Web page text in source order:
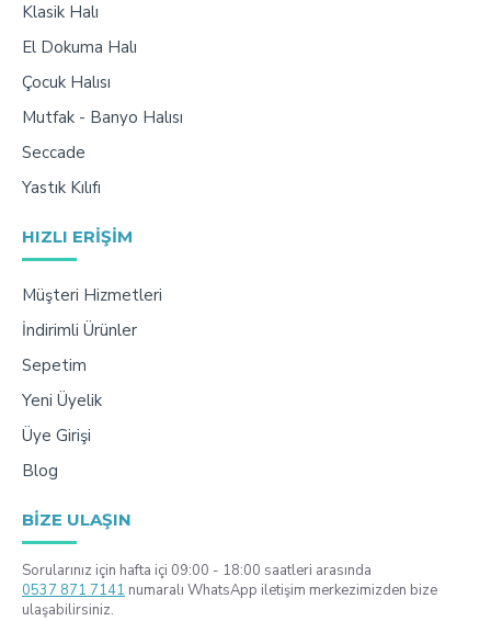
Klasik Halı
El Dokuma Halı
Çocuk Halısı
Mutfak - Banyo Halısı
Seccade
Yastık Kılıfı
HIZLI ERIŞIM
Müşteri Hizmetleri
İndirimli Ürünler
Sepetim
Yeni Üyelik
Üye Girişi
Blog
BIZE ULAŞIN
Sorularınız için hafta içi 09:00 - 18:00 saatleri arasında
0537 871 7141 numaralı WhatsApp iletişim merkezimizden bize
ulaşabilirsiniz.